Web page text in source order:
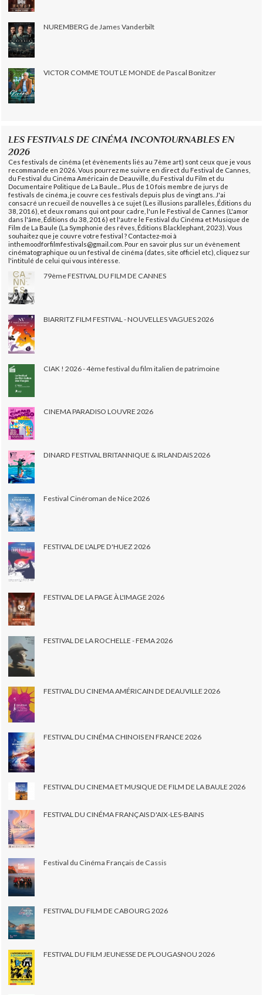
NUREMBERG de James Vanderbilt
VICTOR COMME TOUT LE MONDE de Pascal Bonitzer
LES FESTIVALS DE CINÉMA INCONTOURNABLES EN
2026
Ces festivals de cinéma (et évènements liés au 7ème art) sont ceux que je vous
recommande en 2026. Vous pourrez me suivre en direct du Festival de Cannes,
du Festival du Cinéma Américain de Deauville, du Festival du Film et du
Documentaire Politique de La Baule... Plus de 10 fois membre de jurys de
festivals de cinéma, je couvre ces festivals depuis plus de vingt ans. J'ai
consacré un recueil de nouvelles à ce sujet (Les illusions parallèles, Éditions du
38, 2016), et deux romans qui ont pour cadre, l'un le Festival de Cannes (L'amor
dans l'âme, Éditions du 38, 2016) et l'autre le Festival du Cinéma et Musique de
Film de La Baule (La Symphonie des rêves, Éditions Blacklephant, 2023). Vous
souhaitez que je couvre votre festival ? Contactez-moi à
inthemoodforfilmfestivals@gmail.com. Pour en savoir plus sur un évènement
cinématographique ou un festival de cinéma (dates, site officiel etc), cliquez sur
l'intitulé de celui qui vous intéresse.
79ème FESTIVAL DU FILM DE CANNES
BIARRITZ FILM FESTIVAL - NOUVELLES VAGUES 2026
CIAK ! 2026 - 4ème festival du film italien de patrimoine
CINEMA PARADISO LOUVRE 2026
DINARD FESTIVAL BRITANNIQUE & IRLANDAIS 2026
Festival Cinéroman de Nice 2026
FESTIVAL DE L'ALPE D'HUEZ 2026
FESTIVAL DE LA PAGE À L'IMAGE 2026
FESTIVAL DE LA ROCHELLE - FEMA 2026
FESTIVAL DU CINEMA AMÉRICAIN DE DEAUVILLE 2026
FESTIVAL DU CINÉMA CHINOIS EN FRANCE 2026
FESTIVAL DU CINEMA ET MUSIQUE DE FILM DE LA BAULE 2026
FESTIVAL DU CINÉMA FRANÇAIS D'AIX-LES-BAINS
Festival du Cinéma Français de Cassis
FESTIVAL DU FILM DE CABOURG 2026
FESTIVAL DU FILM JEUNESSE DE PLOUGASNOU 2026